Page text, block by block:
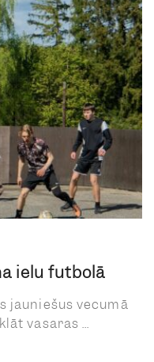
ielu futbolā
jauniešus vecumā
vasaras ...